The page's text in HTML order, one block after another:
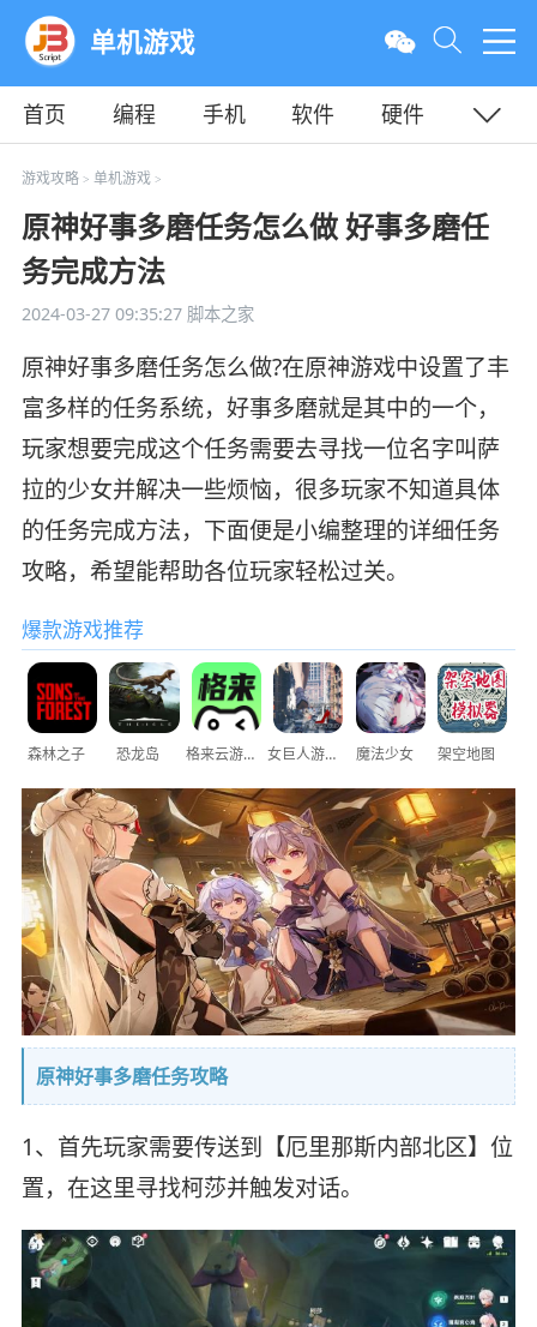
单机游戏
首页 编程 手机 软件
硬件
教程
平面
游戏攻略> 单机游戏>
原神好事多磨任务怎么做 好事多磨任
务完成方法
2024-03-27 09:35:27脚本之家
原神好事多磨任务怎么做?在原神游戏中设置了丰
富多样的任务系统，好事多磨就是其中的一个，
玩家想要完成这个任务需要去寻找一位名字叫萨
拉的少女并解决一些烦恼，很多玩家不知道具体
的任务完成方法，下面便是小编整理的详细任务
攻略，希望能帮助各位玩家轻松过关。
爆款游戏推荐
森林之子 恐龙岛 格来云游戏 女巨人游乐场 魔法少女 架空地图
原神好事多磨任务攻略
1、首先玩家需要传送到【厄里那斯内部北区】位
置，在这里寻找柯莎并触发对话。